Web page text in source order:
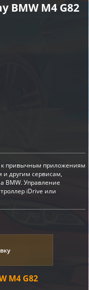
BMW M4 G82
к привычным приложениям
другим сервисам,
BMW. Управление
iDrive или
M4 G82